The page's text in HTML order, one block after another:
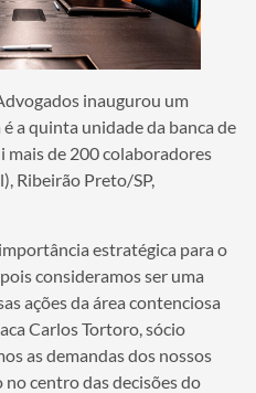
inaugurou um
a quinta unidade da banca de
mais de 200 colaboradores
Ribeirão Preto/SP,
estratégica para o
consideramos ser uma
ações da área contenciosa
Carlos Tortoro, sócio
as demandas dos nossos
centro das decisões do